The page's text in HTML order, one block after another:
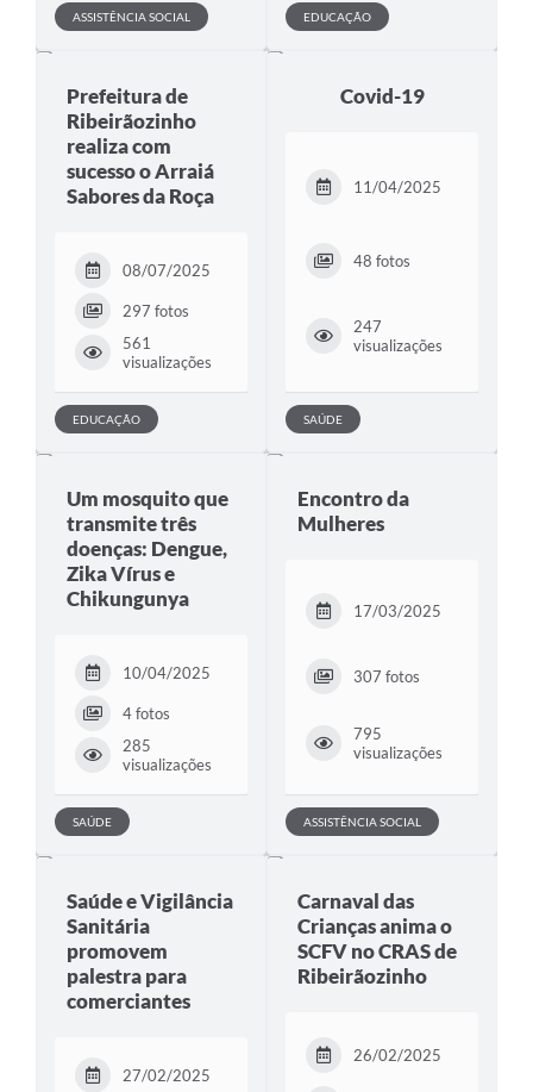
ASSISTÊNCIA SOCIAL EDUCAÇÃO
Prefeitura de
Ribeirãozinho
realiza com
sucesso o Arraiá
Sabores da Roça
08/07/2025
297 fotos
561
visualizações
EDUCAÇÃO
Covid-19
11/04/2025
48 fotos
247
visualizações
SAÚDE
Um mosquito que
transmite três
doenças: Dengue,
Zika Vírus e
Chikungunya
10/04/2025
4 fotos
285
visualizações
SAÚDE
Encontro da
Mulheres
17/03/2025
307 fotos
795
visualizações
ASSISTÊNCIA SOCIAL
Saúde e Vigilância
Sanitária
promovem
palestra para
comerciantes
27/02/2025
Carnaval das
Crianças anima o
SCFV no CRAS de
Ribeirãozinho
26/02/2025